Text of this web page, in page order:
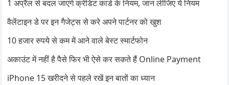
1 अप्रैल से बदल जाएंगे क्रेडिट कार्ड के नियम, जान लीजिए ये नियम
वैलेंटाइन डे पर इन गैजेट्स से करे अपने पार्टनर को खुश
10 हजार रुपये से कम में आने वाले बेस्ट स्मार्टफोन
अकाउंट में नहीं है पैसे फिर भी ऐसे कर सकते हैं Online Payment
iPhone 15 खरीदने से पहले रखें इन बातों का ध्यान